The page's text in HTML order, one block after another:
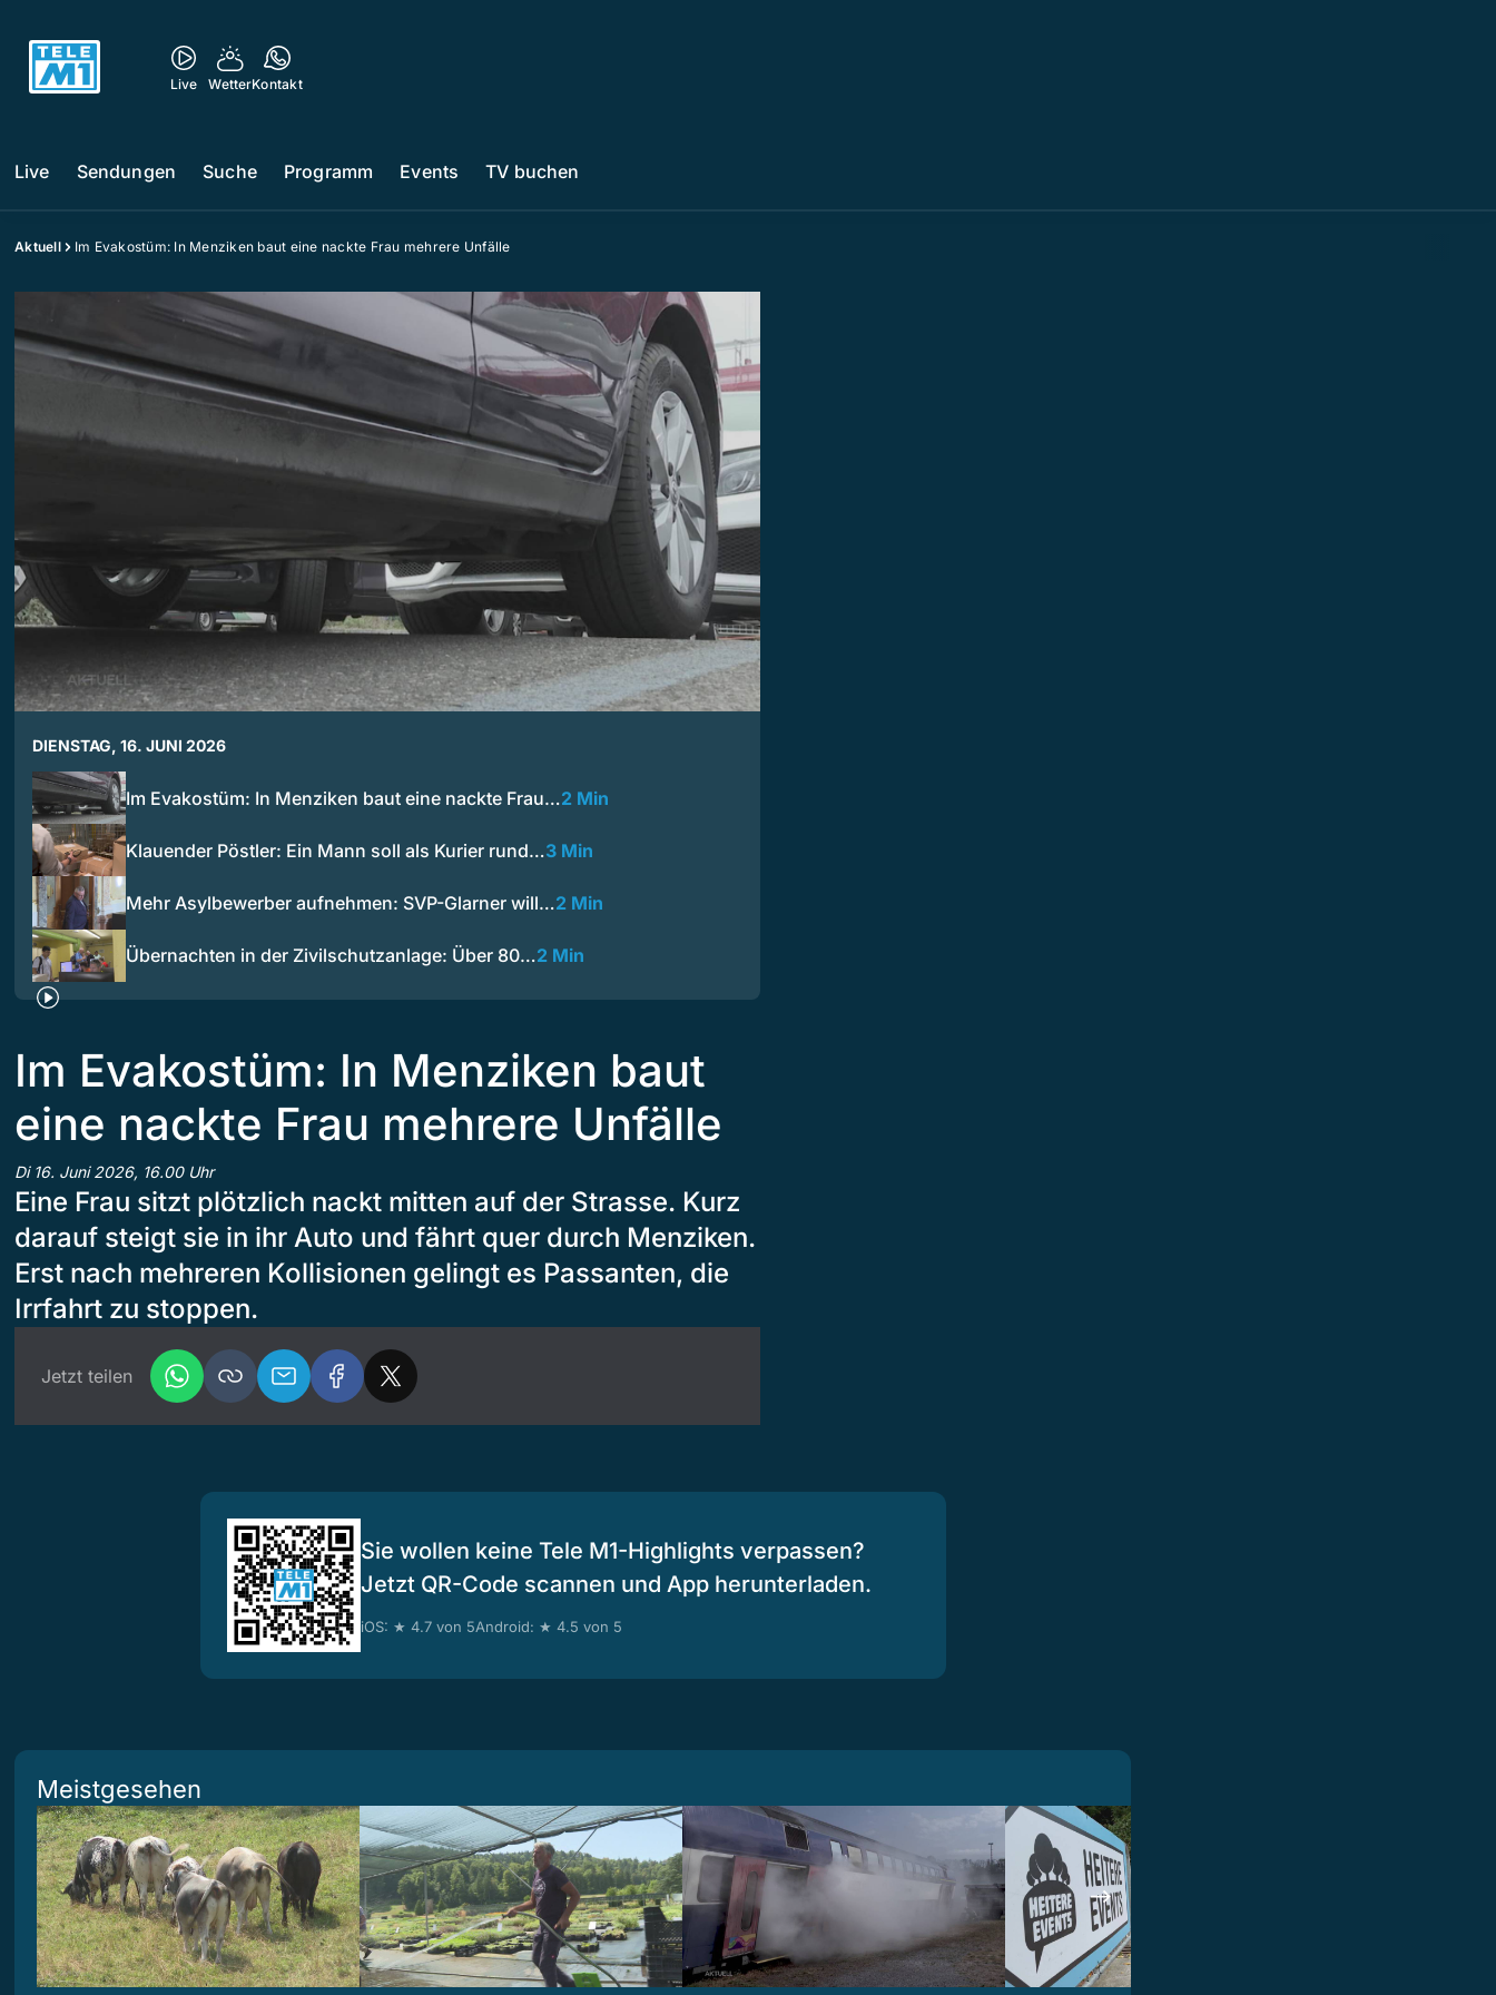
Live WetterKontakt
Live Sendungen Suche Programm Events TV buchen
Aktuell Im Evakostüm: In Menziken baut eine nackte Frau mehrere Unfälle
DIENSTAG, 16. JUNI 2026
Im Evakostüm: In Menziken baut eine nackte Frau…2 Min
Klauender Pöstler: Ein Mann soll als Kurier rund…3 Min
Mehr Asylbewerber aufnehmen: SVP-Glarner will…2 Min
Übernachten in der Zivilschutzanlage: Über 80…2 Min
Im Evakostüm: In Menziken baut
eine nackte Frau mehrere Unfälle
Di 16. Juni 2026, 16.00 Uhr
Eine Frau sitzt plötzlich nackt mitten auf der Strasse. Kurz
darauf steigt sie in ihr Auto und fährt quer durch Menziken.
Erst nach mehreren Kollisionen gelingt es Passanten, die
Irrfahrt zu stoppen.
Jetzt teilen
Sie wollen keine Tele M1-Highlights verpassen?
Jetzt QR-Code scannen und App herunterladen.
iOS: ★ 4.7 von 5Android: ★ 4.5 von 5
Meistgesehen